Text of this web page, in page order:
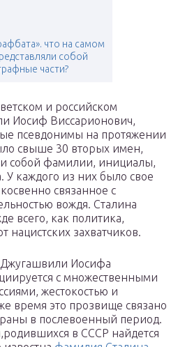
что на самом
собой
части?
и российском
Иосиф Виссарионович,
псевдонимы на протяжении
свыше 30 вторых имен,
собой фамилии, инициалы,
каждого из них было свое
связанное с
вождя. Сталина
всего, как политика,
нацистских захватчиков.
Иосифа
с множественными
жестокостью и
время это прозвище связано
в послевоенный период.
в СССР найдется